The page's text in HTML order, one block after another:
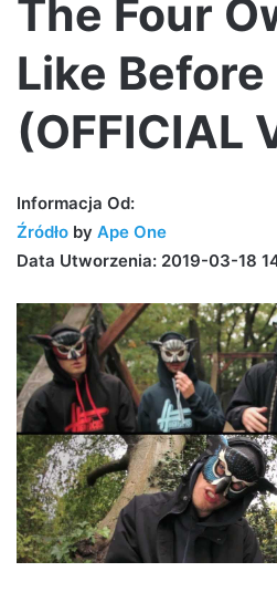
The Four
Like Before
(OFFICIAL
Informacja Od:
Źródło by Ape One
Data Utworzenia: 2019-03-18